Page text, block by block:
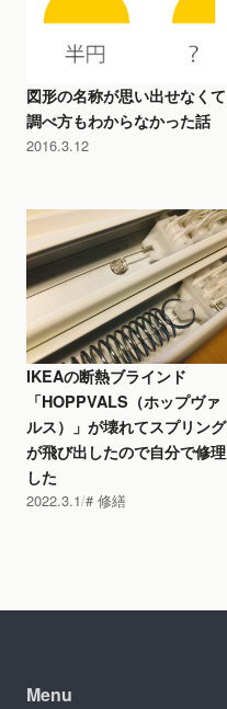
図形の名称が思い出せなくて
調べ方もわからなかった話
2016.3.12
IKEAの断熱ブラインド
「HOPPVALS（ホップヴァ
ルス）」が壊れてスプリング
が飛び出したので自分で修理
した
2022.3.1 修繕
Menu